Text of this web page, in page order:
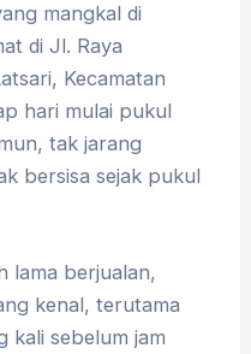
mangkal di
di Jl. Raya
Kecamatan
hari mulai pukul
tak jarang
bersisa sejak pukul
lama berjualan,
kenal, terutama
kali sebelum jam